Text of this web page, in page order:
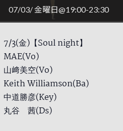
07/03/ 金曜日@19:00-23:30
7/3(金)【Soul night】
MAE(Vo)
山﨑美空(Vo)
Keith Williamson(Ba)
中道勝彦(Key)
丸谷 茜(Ds)